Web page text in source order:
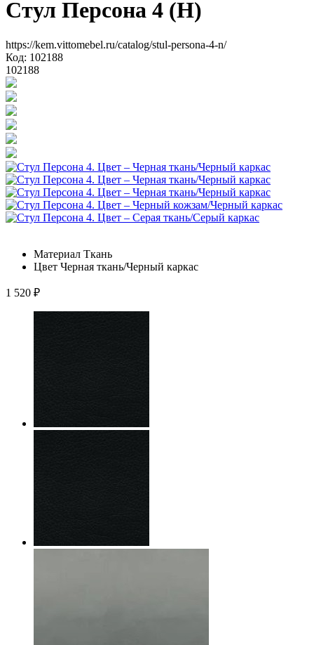
Стул Персона 4 (Н)
https://kem.vittomebel.ru/catalog/stul-persona-4-n/
Код: 102188
102188
Материал Ткань
Цвет Черная ткань/Черный каркас
1 520 ₽